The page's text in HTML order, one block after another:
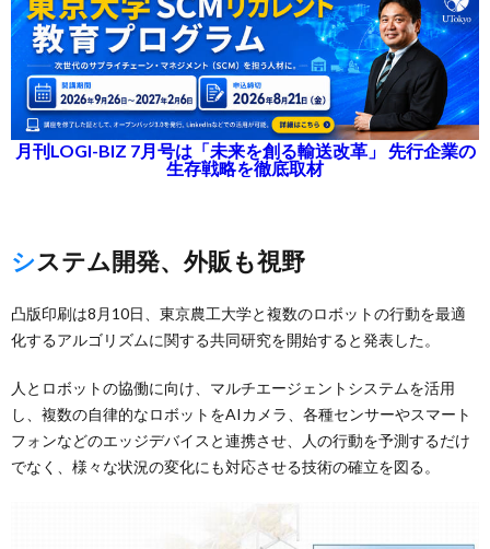
月刊LOGI-BIZ 7月号は「未来を創る輸送改革」 先行企業の
生存戦略を徹底取材
システム開発、外販も視野
凸版印刷は8月10日、東京農工大学と複数のロボットの行動を最適
化するアルゴリズムに関する共同研究を開始すると発表した。
人とロボットの協働に向け、マルチエージェントシステムを活用
し、複数の自律的なロボットをAIカメラ、各種センサーやスマート
フォンなどのエッジデバイスと連携させ、人の行動を予測するだけ
でなく、様々な状況の変化にも対応させる技術の確立を図る。